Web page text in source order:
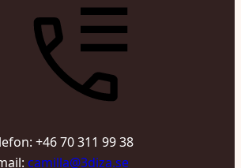
+46 70 311 99 38
camilla@3diza.se